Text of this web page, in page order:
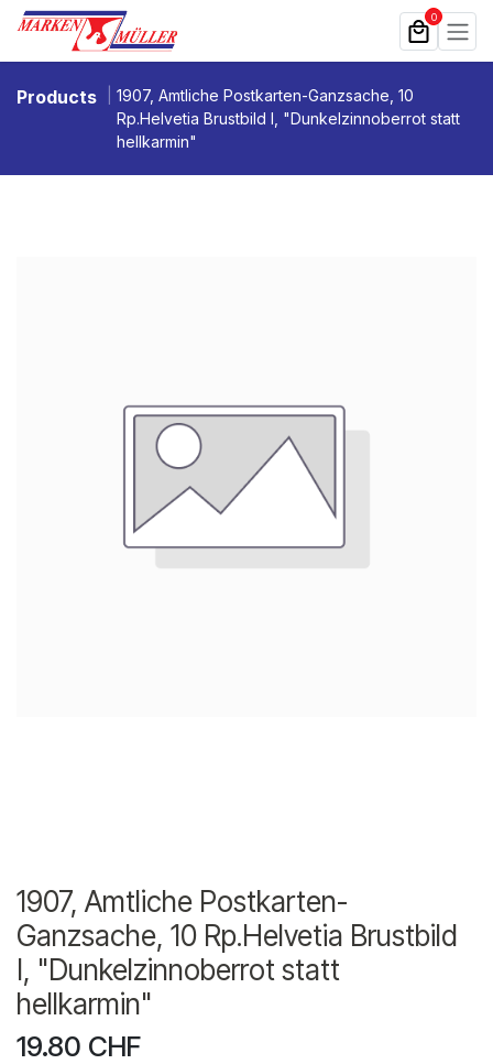
Zum Inhalt springen 0
Products
1907, Amtliche Postkarten-Ganzsache, 10
Rp.Helvetia Brustbild I, "Dunkelzinnoberrot statt
hellkarmin"
1907, Amtliche Postkarten-
Ganzsache, 10 Rp.Helvetia Brustbild
I, "Dunkelzinnoberrot statt
hellkarmin"
19.80 CHF